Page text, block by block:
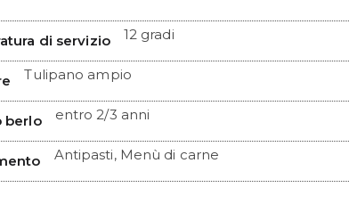
di servizio
12 gradi
Tulipano ampio
berlo entro 2/3 anni
Antipasti, Menù di carne